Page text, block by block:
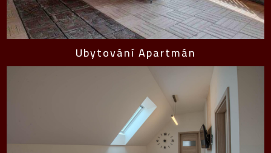
Ubytování Apartmán